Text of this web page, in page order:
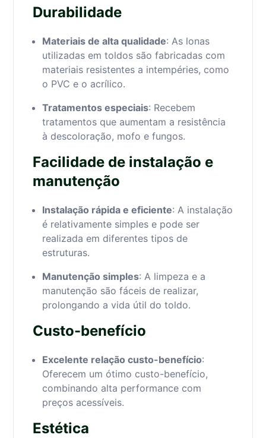
Durabilidade
Materiais de alta qualidade: As lonas
utilizadas em toldos são fabricadas com
materiais resistentes a intempéries, como
o PVC e o acrílico.
Tratamentos especiais: Recebem
tratamentos que aumentam a resistência
à descoloração, mofo e fungos.
Facilidade de instalação e
manutenção
Instalação rápida e eficiente: A instalação
é relativamente simples e pode ser
realizada em diferentes tipos de
estruturas.
Manutenção simples: A limpeza e a
manutenção são fáceis de realizar,
prolongando a vida útil do toldo.
Custo-benefício
Excelente relação custo-benefício:
Oferecem um ótimo custo-benefício,
combinando alta performance com
preços acessíveis.
Estética